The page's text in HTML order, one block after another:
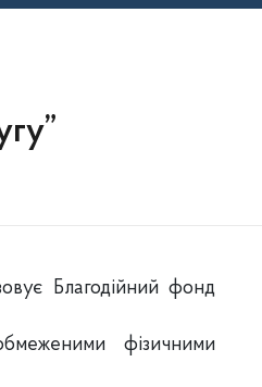
Благодійний фонд
фізичними